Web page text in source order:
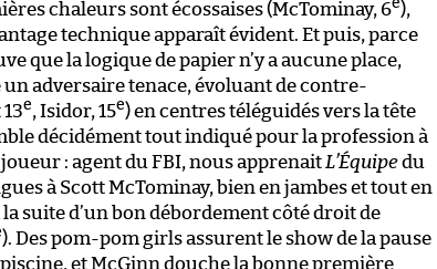
chaleurs sont écossaises (McTominay, 6e),
technique apparaît évident. Et puis, parce
que la logique de papier n’y a aucune place,
adversaire tenace, évoluant de contre-
13e, Isidor, 15e) en centres téléguidés vers la tête
décidément tout indiqué pour la profession à
: agent du FBI, nous apprenait L’Équipedu
à Scott McTominay, bien en jambes et tout en
suite d’un bon débordement côté droit de
). Des pom-pom girls assurent le show de la pause
et McGinn douche la bonne première